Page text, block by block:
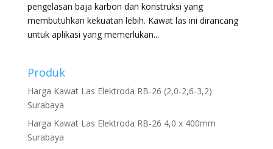
pengelasan baja karbon dan konstruksi yang
membutuhkan kekuatan lebih. Kawat las ini dirancang
untuk aplikasi yang memerlukan...
Produk
Harga Kawat Las Elektroda RB-26 (2,0-2,6-3,2)
Surabaya
Harga Kawat Las Elektroda RB-26 4,0 x 400mm
Surabaya